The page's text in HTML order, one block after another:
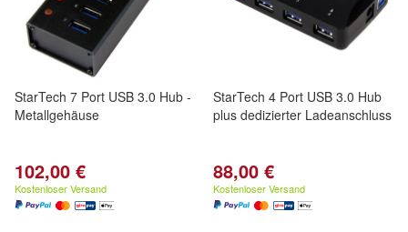
StarTech 7 Port USB 3.0 Hub -
Metallgehäuse
102,00 €
Kostenloser Versand
StarTech 4 Port USB 3.0 Hub
plus dedizierter Ladeanschluss
88,00 €
Kostenloser Versand